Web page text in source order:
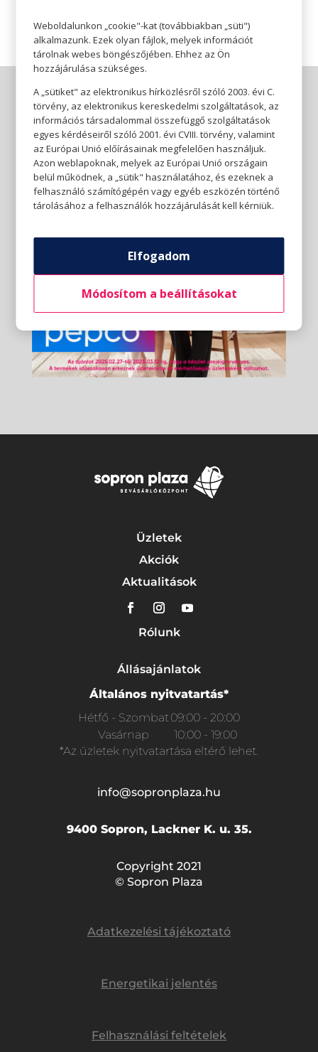
Üzletek
Akciók
Aktualitások
Rólunk
Állásajánlatok
Általános nyitvatartás*
Hétfő - Szombat09:00 - 20:00
Vasárnap
10:00 - 19:00
*Az üzletek nyitvatartása eltérő lehet.
info@sopronplaza.hu
9400 Sopron, Lackner K. u. 35.
Copyright 2021
© Sopron Plaza
Adatkezelési tájékoztató
Energetikai jelentés
Felhasználási feltételek
Weboldalunkon „cookie"-kat (továbbiakban „süti")
alkalmazunk. Ezek olyan fájlok, melyek információt
tárolnak webes böngészőjében. Ehhez az Ön
hozzájárulása szükséges.
A „sütiket" az elektronikus hírközlésről szóló 2003. évi C.
törvény, az elektronikus kereskedelmi szolgáltatások, az
információs társadalommal összefüggő szolgáltatások
egyes kérdéseiről szóló 2001. évi CVIII. törvény, valamint
az Európai Unió előírásainak megfelelően használjuk.
Azon weblapoknak, melyek az Európai Unió országain
belül működnek, a „sütik" használatához, és ezeknek a
felhasználó számítógépén vagy egyéb eszközén történő
tárolásához a felhasználók hozzájárulását kell kérniük.
Elfogadom
Módosítom a beállításokat